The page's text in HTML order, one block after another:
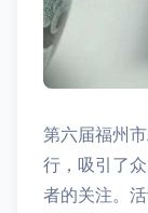
第六届福州
行，吸引了
者的关注。